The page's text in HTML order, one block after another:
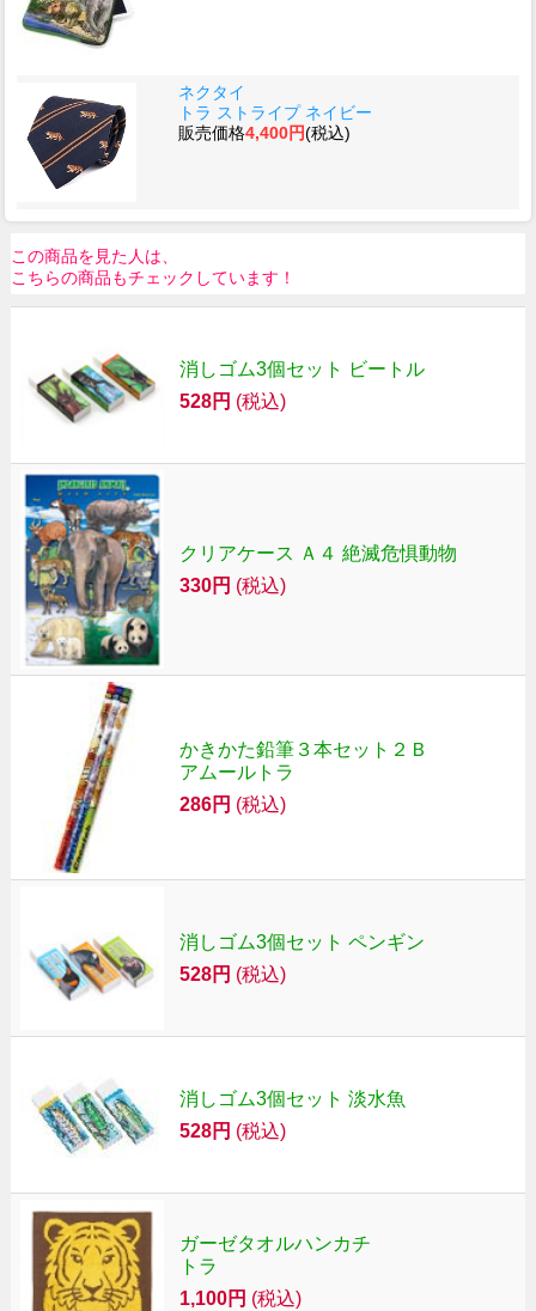
ネクタイ
トラ ストライプ ネイビー
販売価格4,400円(税込)
この商品を見た人は、
こちらの商品もチェックしています！
消しゴム3個セット ビートル
528円 (税込)
クリアケース Ａ４ 絶滅危惧動物
330円 (税込)
かきかた鉛筆３本セット２Ｂ
アムールトラ
286円 (税込)
消しゴム3個セット ペンギン
528円 (税込)
消しゴム3個セット 淡水魚
528円 (税込)
ガーゼタオルハンカチ
トラ
1,100円 (税込)